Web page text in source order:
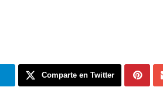
Comparte en Twitter